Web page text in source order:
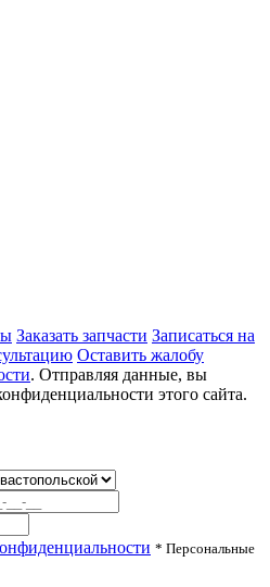
Заказать запчасти Записаться на
Оставить жалобу
. Отправляя данные, вы
этого сайта.
* Персональные